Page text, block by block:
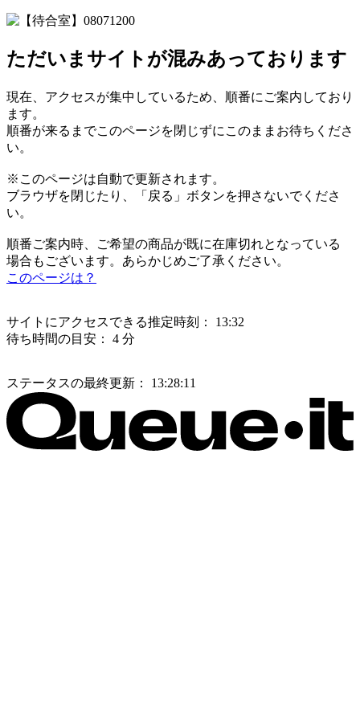
ただいまサイトが混みあっております
現在、アクセスが集中しているため、順番にご案内しており
ます。
順番が来るまでこのページを閉じずにこのままお待ちくださ
い。
※このページは自動で更新されます。
ブラウザを閉じたり、「戻る」ボタンを押さないでくださ
い。
順番ご案内時、ご希望の商品が既に在庫切れとなっている
場合もございます。あらかじめご了承ください。
このページは？
サイトにアクセスできる推定時刻：
13:32
待ち時間の目安：
4 分
ステータスの最終更新： 13:28:11